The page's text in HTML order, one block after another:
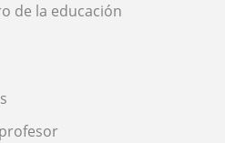
de la educación